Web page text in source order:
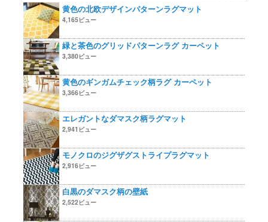
黄色の北欧デザインパターンラグマット
4,165ビュー
緑と茶色のグリッドパターンラグ カーペット
3,380ビュー
黄色のギンガムチェック柄ラグ カーペット
3,366ビュー
エレガントなダマスク柄ラグマット
2,941ビュー
モノクロのジグザグストライプラグマット
2,916ビュー
白黒のダマスク柄の壁紙
2,522ビュー